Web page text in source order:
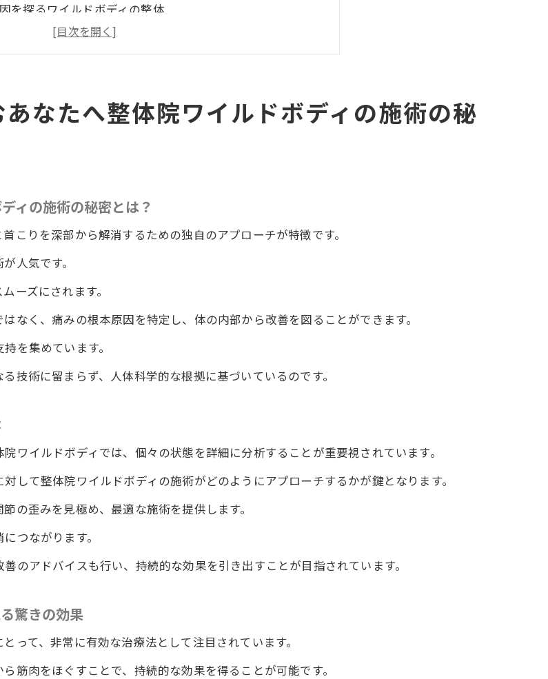
を探るワイルドボディの整体
の施術が肩こり首こりに与える驚きの効果
ドボディの施術を受けることで得られる健康の利点
ための徳島県のおすすめ
ドボディで体感する深部施術の効果
の施術が肩こり首こりに与える具体的な変化
りが劇的に改善される理由
ドボディの施術で深部からの健康を取り戻す方法
イルドボディの施術の持続効果とは
改善を実現する整体術
ドボディの施術で実感する効果の持続性
の施術の長持ち効果を引き出す秘訣
ディの施術が注目されるワケ肩こり首こり改善の鍵
ドボディの施術が肩こり首こりに注目される理由
が提供する肩こり首こり改善の新たなアプローチ
を握るワイルドボディの整体
指す整体の選び方
ドボディの施術が注目を集める背景とは
ワイルドボディの施術がもたらす肩こり首こりの改善
なたへ整体院ワイルドボディの施術の秘
ィの施術の秘密とは？
こりを深部から解消するための独自のアプローチが特徴です。
人気です。
ーズにされます。
なく、痛みの根本原因を特定し、体の内部から改善を図ることができます。
を集めています。
技術に留まらず、人体科学的な根拠に基づいているのです。
ワイルドボディでは、個々の状態を詳細に分析することが重要視されています。
して整体院ワイルドボディの施術がどのようにアプローチするかが鍵となります。
の歪みを見極め、最適な施術を提供します。
つながります。
のアドバイスも行い、持続的な効果を引き出すことが目指されています。
驚きの効果
って、非常に有効な治療法として注目されています。
筋肉をほぐすことで、持続的な効果を得ることが可能です。